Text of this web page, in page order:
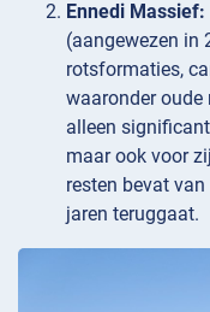
Ennedi
(aangewezen in
rotsformaties,
waaronder
alleen
maar ook voor
resten bevat
jaren teruggaat.